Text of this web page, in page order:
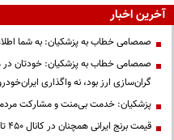
آخرین اخبار
صمصامی خطاب به پزشکیان: به شما
صمصامی خطاب به پزشکیان: خودتان در
گران‌سازی ارز بود، نه واگذاری
پزشکیان: خدمت بی‌منت و مشارکت
قیمت‌ برنج ایرانی همچنان در کانال ۴۵۰ تا ۵۵۰ هزار تومان